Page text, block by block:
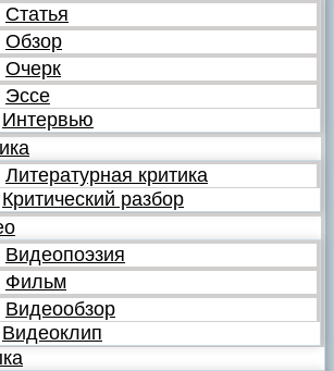
Статья
Обзор
Очерк
Эссе
Интервью
Литературная критика
Критический разбор
Видеопоэзия
Фильм
Видеообзор
Видеоклип